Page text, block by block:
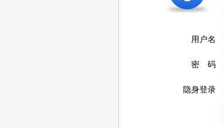
用户名
密 码
隐身登录